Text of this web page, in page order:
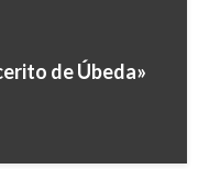
de Úbeda»